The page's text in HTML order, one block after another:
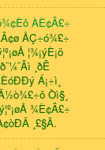
ÀÈ¢Â£÷
ÅÇ÷ó¾£÷
¦¾¡ýÈ¡ö
¸ðÊ
Á¡÷ì¸
Òì§¸
¾È¢Â£÷
¸£§Ã.